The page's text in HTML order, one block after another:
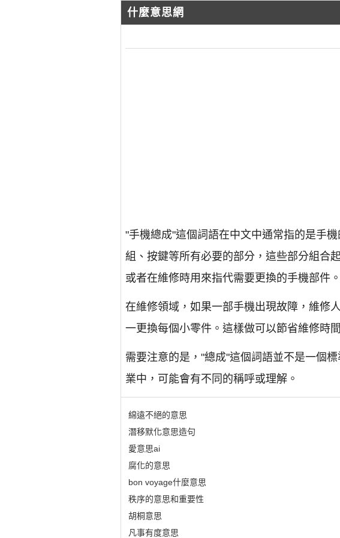
什麼意思網
"手機總成"這個詞語在中文中通常指的是手
組、按鍵等所有必要的部分，這些部分組合
或者在維修時用來指代需要更換的手機部件。
在維修領域，如果一部手機出現故障，維修
一更換每個小零件。這樣做可以節省維修時
需要注意的是，"總成"這個詞語並不是一個
業中，可能會有不同的稱呼或理解。
綿遠不絕的意思
潛移默化意思造句
愛意思ai
腐化的意思
bon voyage什麼意思
秩序的意思和重要性
胡桐意思
凡事有度意思